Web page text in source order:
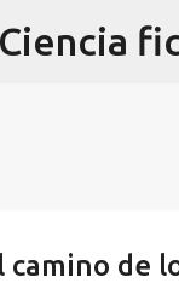
camino de